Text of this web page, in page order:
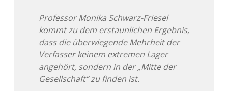
Professor Monika Schwarz-Friesel
kommt zu dem erstaunlichen Ergebnis,
dass die überwiegende Mehrheit der
Verfasser keinem extremen Lager
angehört, sondern in der „Mitte der
Gesellschaft“ zu finden ist.